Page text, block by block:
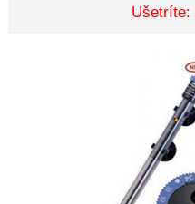
Ušetríte: